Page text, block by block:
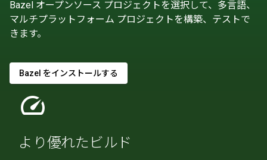
Bazel オープンソース プロジェクトを選択して、多言語、
マルチプラットフォーム プロジェクトを構築、テストで
きます。
Bazel をインストールする
speed
より優れたビルド